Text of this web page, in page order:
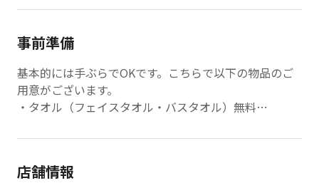
事前準備
基本的には手ぶらでOKです。こちらで以下の物品のご
用意がございます。
・タオル（フェイスタオル・バスタオル）無料
・お水 有料
EXPAでは、靴下をはいた状態でトレーニングを行いま
店舗情報